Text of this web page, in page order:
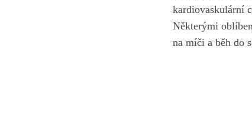
kardiovaskulární
Některými
na míči a běh do